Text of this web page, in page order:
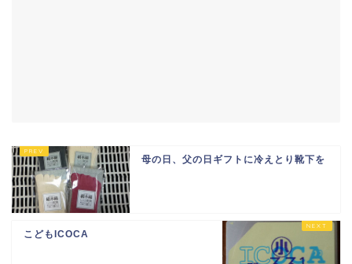
母の日、父の日ギフトに冷えとり靴下を
こどもICOCA